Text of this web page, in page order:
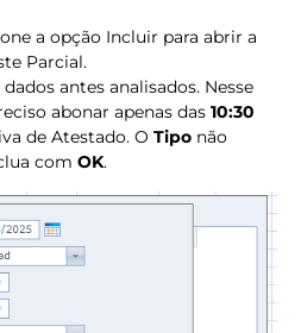
a opção Incluir para abrir a
Parcial.
antes analisados. Nesse
abonar apenas das 10:30
de Atestado. O Tipo não
com OK.